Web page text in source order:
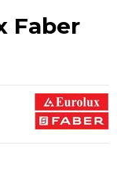
Faber